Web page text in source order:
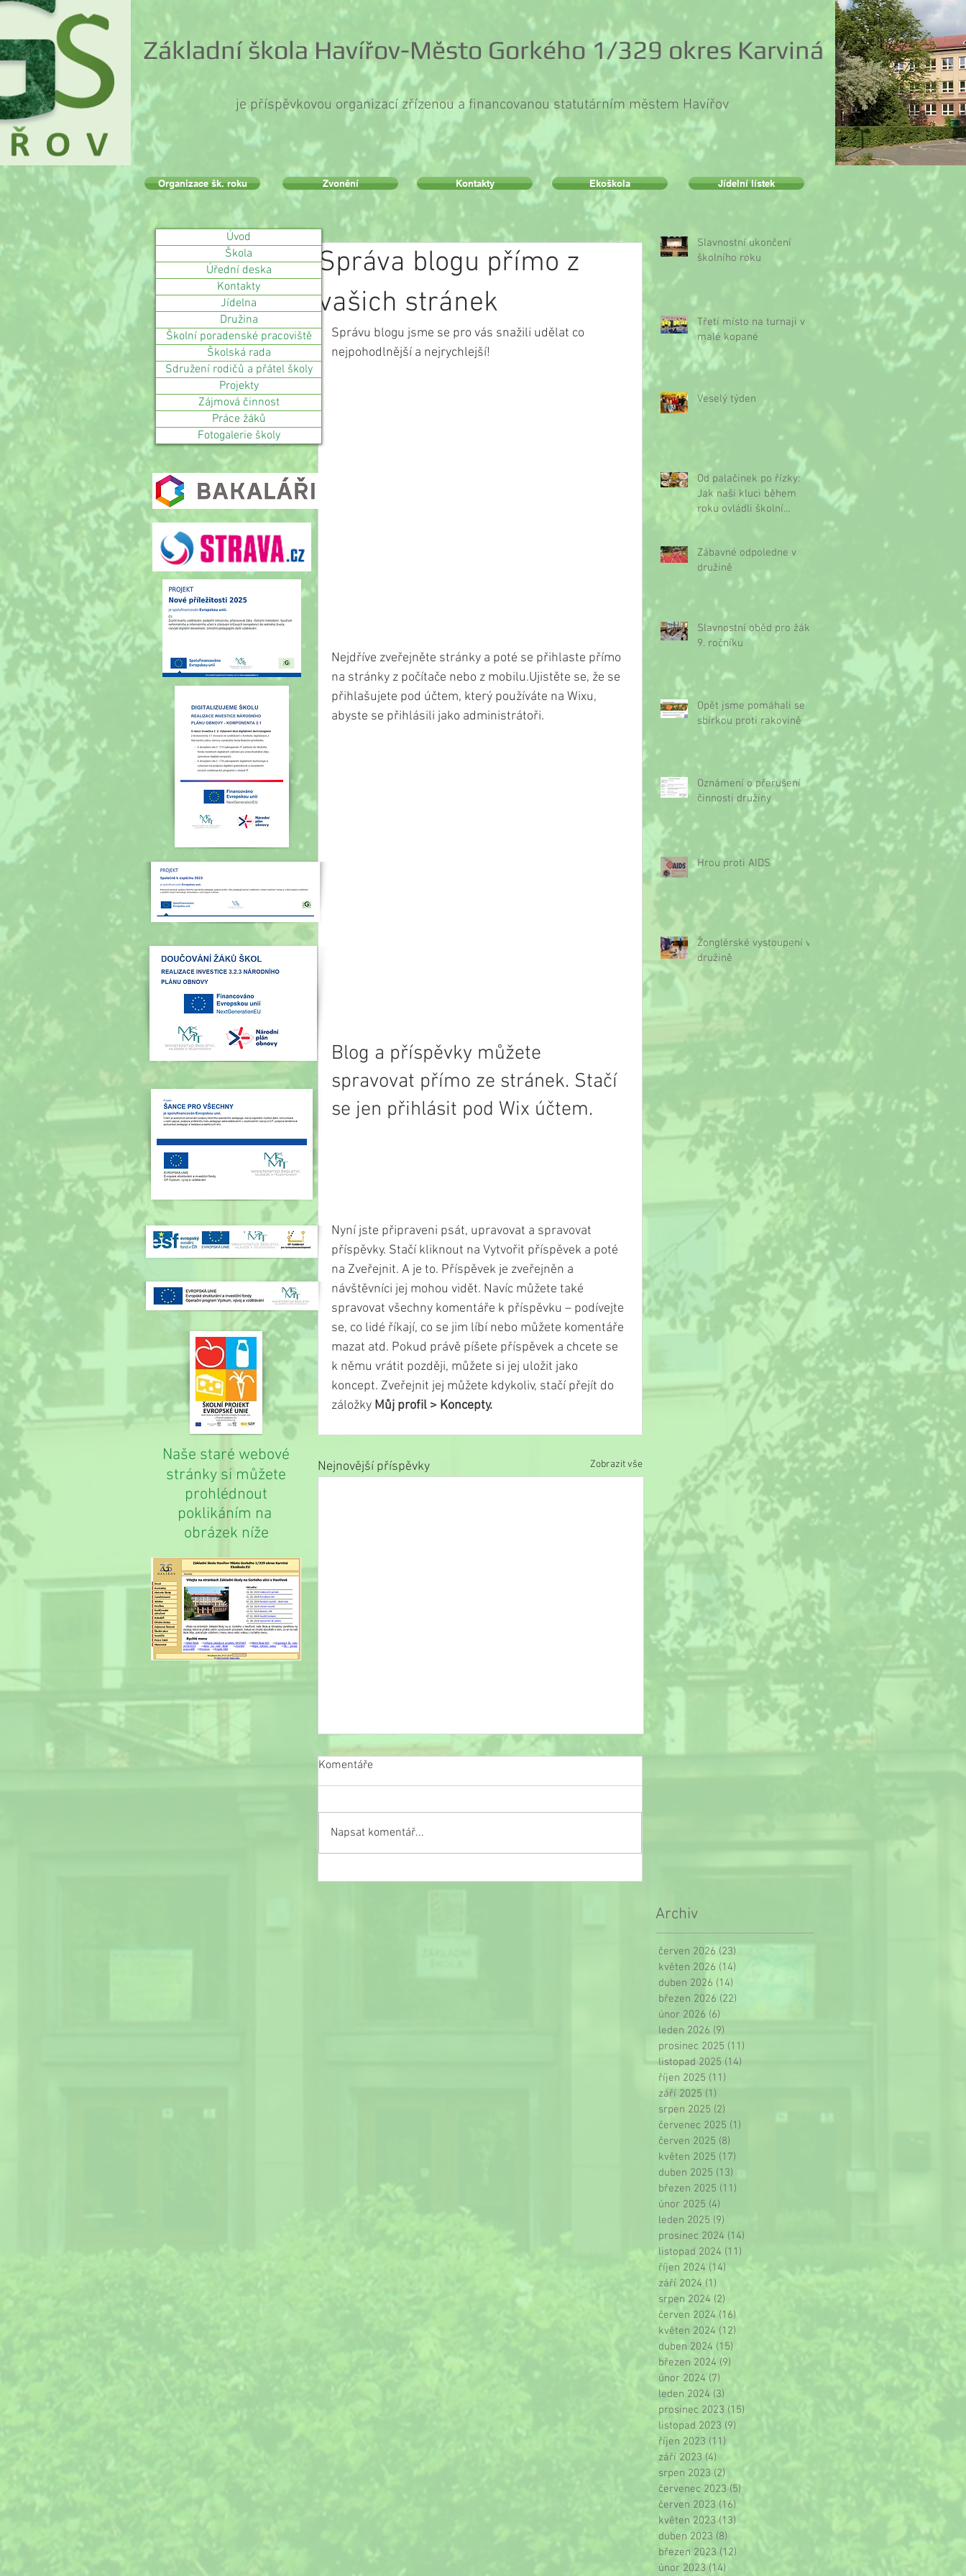
Základní škola Havířov-Město Gorkého 1/329 okres Karviná
je příspěvkovou organizací zřízenou a financovanou statutárním městem Havířov
Správa blogu přímo z
vašich stránek
Správu blogu jsme se pro vás snažili udělat co
nejpohodlnější a nejrychlejší!
Nejdříve zveřejněte stránky a poté se přihlaste přímo
na stránky z počítače nebo z mobilu.Ujistěte se, že se
přihlašujete pod účtem, který používáte na Wixu,
abyste se přihlásili jako administrátoři.
Blog a příspěvky můžete
spravovat přímo ze stránek. Stačí
se jen přihlásit pod Wix účtem.
Nyní jste připraveni psát, upravovat a spravovat
příspěvky. Stačí kliknout na Vytvořit příspěvek a poté
na Zveřejnit. A je to. Příspěvek je zveřejněn a
návštěvníci jej mohou vidět. Navíc můžete také
spravovat všechny komentáře k příspěvku – podívejte
se, co lidé říkají, co se jim líbí nebo můžete komentáře
mazat atd. Pokud právě píšete příspěvek a chcete se
k němu vrátit později, můžete si jej uložit jako
koncept. Zveřejnit jej můžete kdykoliv, stačí přejít do
záložky Můj profil > Koncepty.
Nejnovější příspěvky Zobrazit vše
Slavnostní ukončení školního roku
Komentáře
Napsat komentář...
Slavnostní ukončení
školního roku
Třetí místo na turnaji v
malé kopané
Veselý týden
Od palačinek po řízky:
Jak naši kluci během
roku ovládli školní
Zábavné odpoledne v
družině
Slavnostní oběd pro žáky
9. ročníku
Opět jsme pomáhali se
sbírkou proti rakovině
Oznámení o přerušení
činnosti družiny
Hrou proti AIDS
Žonglérské vystoupení v
družině
Archiv
červen 2026 (23)
květen 2026 (14)
duben 2026 (14)
březen 2026 (22)
únor 2026 (6)
leden 2026 (9)
prosinec 2025 (11)
listopad 2025 (14)
říjen 2025 (11)
září 2025 (1)
srpen 2025 (2)
červenec 2025 (1)
červen 2025 (8)
květen 2025 (17)
duben 2025 (13)
březen 2025 (11)
únor 2025 (4)
leden 2025 (9)
prosinec 2024 (14)
listopad 2024 (11)
říjen 2024 (14)
září 2024 (1)
srpen 2024 (2)
červen 2024 (16)
květen 2024 (12)
duben 2024 (15)
březen 2024 (9)
únor 2024 (7)
leden 2024 (3)
prosinec 2023 (15)
listopad 2023 (9)
říjen 2023 (11)
září 2023 (4)
srpen 2023 (2)
červenec 2023 (5)
červen 2023 (16)
květen 2023 (13)
duben 2023 (8)
březen 2023 (12)
únor 2023 (14)
Organizace šk. roku Zvonění Kontakty Ekoškola Jídelní lístek
Naše staré webové
stránky si můžete
prohlédnout
poklikáním na
obrázek níže
Úvod
Škola
Úřední deska
Kontakty
Jídelna
Družina
Školní poradenské pracoviště
Školská rada
Sdružení rodičů a přátel školy
Projekty
Zájmová činnost
Práce žáků
Fotogalerie školy